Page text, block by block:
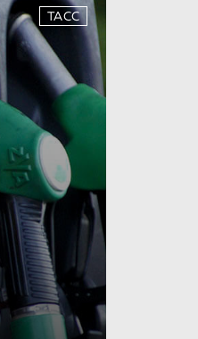
ТАСС